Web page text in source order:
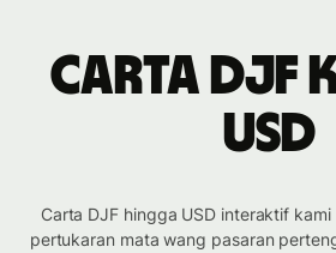
Carta DJF
USD
Carta DJF hingga USD interaktif
pertukaran mata wang pasaran